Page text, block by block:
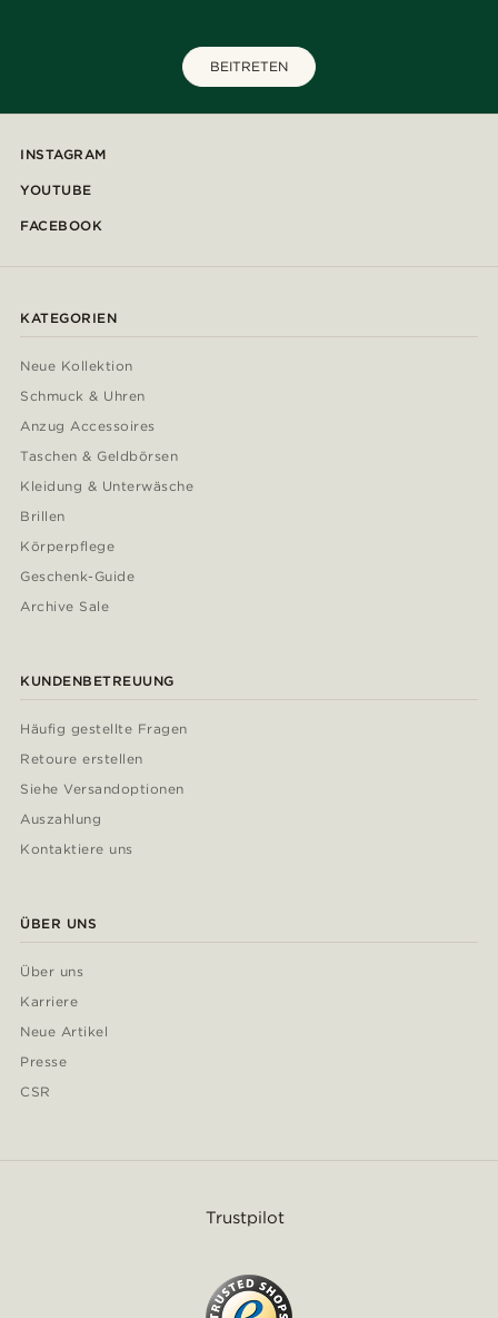
BEITRETEN
INSTAGRAM
YOUTUBE
FACEBOOK
KATEGORIEN
Neue Kollektion
Schmuck & Uhren
Anzug Accessoires
Taschen & Geldbörsen
Kleidung & Unterwäsche
Brillen
Körperpflege
Geschenk-Guide
Archive Sale
KUNDENBETREUUNG
Häufig gestellte Fragen
Retoure erstellen
Siehe Versandoptionen
Auszahlung
Kontaktiere uns
ÜBER UNS
Über uns
Karriere
Neue Artikel
Presse
CSR
Trustpilot